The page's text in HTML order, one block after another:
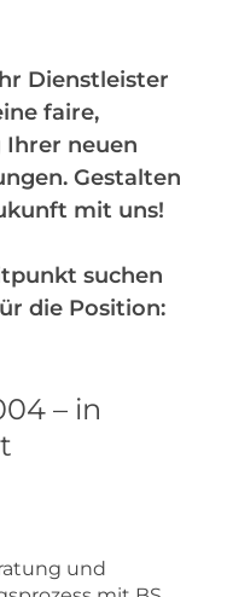
Dienstleister
faire,
Ihrer neuen
Gestalten
mit uns!
suchen
die Position:
– in
und